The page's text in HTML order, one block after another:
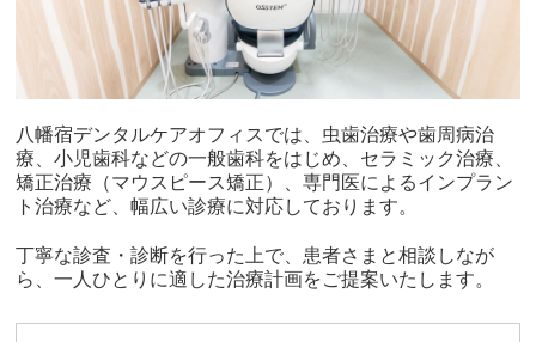
八幡宿デンタルケアオフィスでは、虫歯治療や歯周病治
療、小児歯科などの一般歯科をはじめ、セラミック治療、
矯正治療（マウスピース矯正）、専門医によるインプラン
ト治療など、幅広い診療に対応しております。
丁寧な診査・診断を行った上で、患者さまと相談しなが
ら、一人ひとりに適した治療計画をご提案いたします。